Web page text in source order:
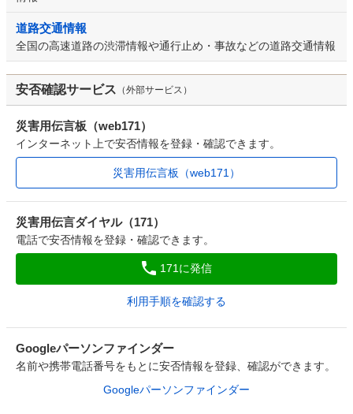
道路交通情報
全国の高速道路の渋滞情報や通行止め・事故などの道路交通情報
安否確認サービス （外部サービス）
災害用伝言板（web171）
インターネット上で安否情報を登録・確認できます。
災害用伝言板（web171）
災害用伝言ダイヤル（171）
電話で安否情報を登録・確認できます。
171に発信
利用手順を確認する
Googleパーソンファインダー
名前や携帯電話番号をもとに安否情報を登録、確認ができます。
Googleパーソンファインダー